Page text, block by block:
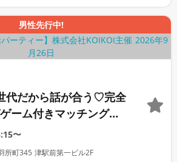
男性先行中!
代だから話が合う♡完全
ーム付きマッチングコ
〜
所町345 津駅前第一ビル2F